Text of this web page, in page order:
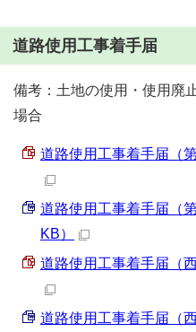
道路使用工事着手届
備考：土地の使用・使用廃
場合
道路使用工事着手届（
道路使用工事着手届（
KB）
道路使用工事着手届（
道路使用工事着手届（